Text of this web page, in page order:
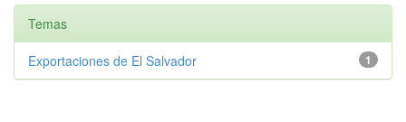
Temas
1
Exportaciones de El Salvador